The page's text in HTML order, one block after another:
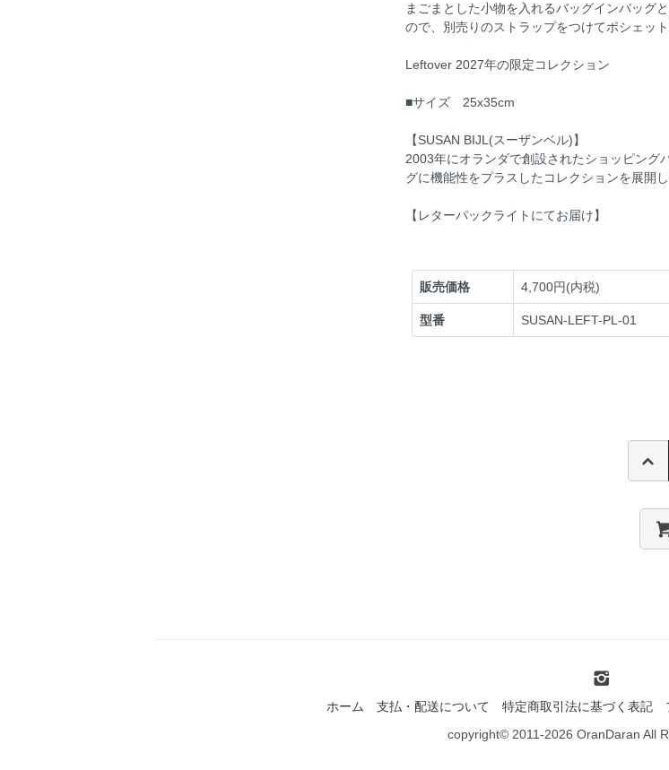
まごまとした小物を入れるバッグインバッグ
ので、別売りのストラップをつけてポシェッ
Leftover 2027年の限定コレクション
■サイズ 25x35cm
【SUSAN BIJL(スーザンベル)】
2003年にオランダで創設されたショッピング
グに機能性をプラスしたコレクションを展開し
【レターパックライトにてお届け】
販売価格 4,700円(内税)
型番 SUSAN-LEFT-PL-01
ホーム 支払・配送について 特定商取引法に基づく表記
copyright© 2011-2026 OranDaran All